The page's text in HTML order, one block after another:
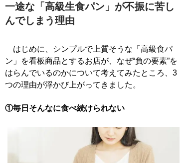
一途な「高級生食パン」が不振に苦し
んでしまう理由
はじめに、シンプルで上質そうな「高級食パ
ン」を看板商品とするお店が、なぜ“負の要素”を
はらんでいるのかについて考えてみたところ、3
つの理由が浮かび上がってきました。
①毎日そんなに食べ続けられない